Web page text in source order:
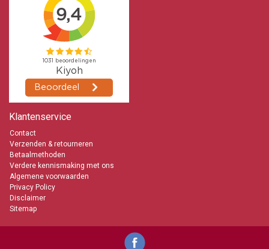
Klantenservice
Contact
Verzenden & retourneren
Betaalmethoden
Verdere kennismaking met ons
Algemene voorwaarden
Privacy Policy
Disclaimer
Sitemap